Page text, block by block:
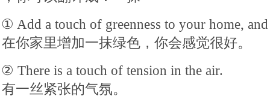
① Add a touch of greenness to your home,
在你家里增加一抹绿色，你会感觉很好。
② There is a touch of tension in the air.
有一丝紧张的气氛。